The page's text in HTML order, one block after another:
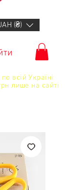
(₴)
всій Україні
лише на сайті